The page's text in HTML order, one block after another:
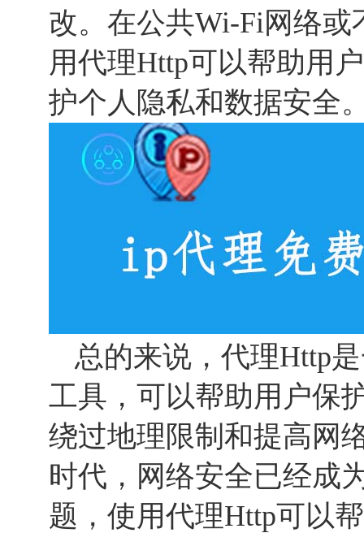
改。在公共Wi-Fi网络
用代理Http可以帮助用
护个人隐私和数据安全
总的来说，代理Http
工具，可以帮助用户保
绕过地理限制和提高网
时代，网络安全已经成
题，使用代理Http可以